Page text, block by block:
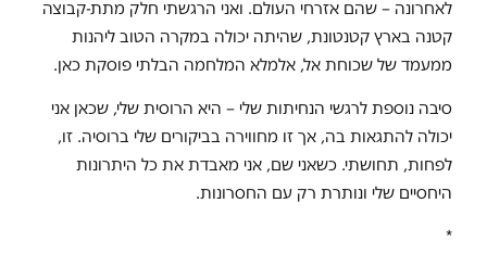
לאחרונה – שהם אזרחי העולם. ואני הרגשתי חלק מתת-קבוצה
קטנה בארץ קטנטונת, שהיתה יכולה במקרה הטוב ליהנות
ממעמד של שכוחת אל, אלמלא המלחמה הבלתי פוסקת כאן.
סיבה נוספת לרגשי הנחיתות שלי – היא הרוסית שלי, שכאן אני
יכולה להתגאות בה, אך זו מחווירה בביקורים שלי ברוסיה. זו,
לפחות, תחושתי. כשאני שם, אני מאבדת את כל היתרונות
היחסיים שלי ונותרת רק עם החסרונות.
*